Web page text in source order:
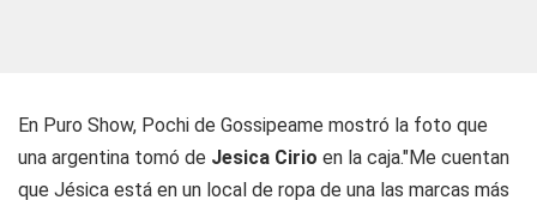
En Puro Show, Pochi de Gossipeame mostró la foto que
una argentina tomó de Jesica Cirio en la caja."Me cuentan
que Jésica está en un local de ropa de una las marcas más